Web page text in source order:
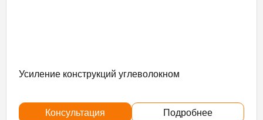
Усиление конструкций углеволокном
Консультация Подробнее